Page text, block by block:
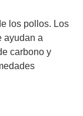
los pollos. Los
ayudan a
carbono y